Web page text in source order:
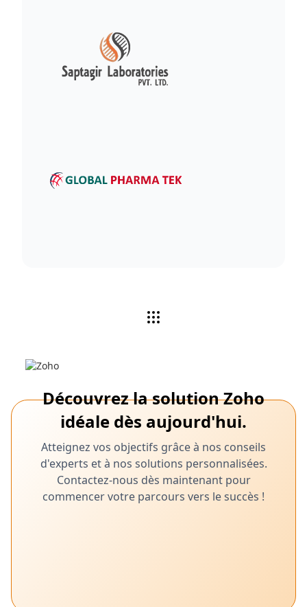
Découvrez la solution Zoho
idéale dès aujourd'hui.
Atteignez vos objectifs grâce à nos conseils
d'experts et à nos solutions personnalisées.
Contactez-nous dès maintenant pour
commencer votre parcours vers le succès !